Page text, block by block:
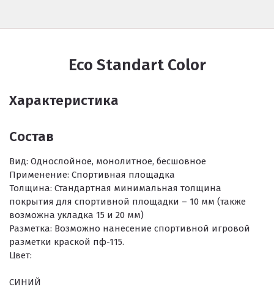
Eco Standart Color
Характеристика
Состав
Вид: Однослойное, монолитное, бесшовное
Применение: Спортивная площадка
Толщина: Стандартная минимальная толщина
покрытия для спортивной площадки – 10 мм (также
возможна укладка 15 и 20 мм)
Разметка: Возможно нанесение спортивной игровой
разметки краской пф-115.
Цвет:
СИНИЙ